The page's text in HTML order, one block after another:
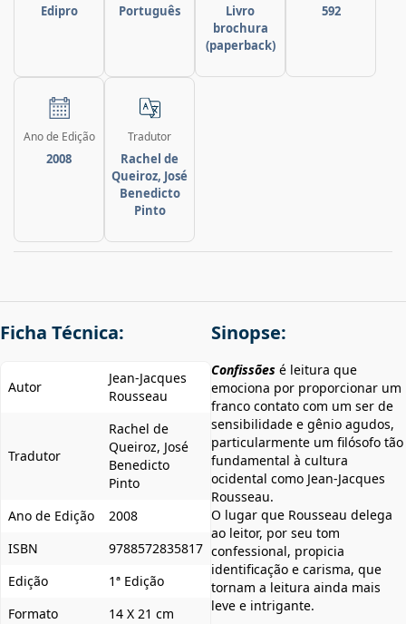
Edipro Português
Livro
brochura
(paperback)
592
Ano de Edição
2008
Tradutor
Rachel de
Queiroz, José
Benedicto
Pinto
Ficha Técnica:
Autor
Jean-Jacques
Rousseau
Tradutor
Rachel de
Queiroz, José
Benedicto
Pinto
Ano de Edição
2008
ISBN
9788572835817
Edição
1ª Edição
Formato
14 X 21 cm
Sinopse:
Confissões é leitura que
emociona por proporcionar um
franco contato com um ser de
sensibilidade e gênio agudos,
particularmente um filósofo tão
fundamental à cultura
ocidental como Jean-Jacques
Rousseau.
O lugar que Rousseau delega
ao leitor, por seu tom
confessional, propicia
identificação e carisma, que
tornam a leitura ainda mais
leve e intrigante.